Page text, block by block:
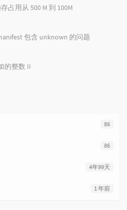
占用从 500 M 到 100M
包含 unknown 的问题
的整数 II
86
86
4年99天
1 年前